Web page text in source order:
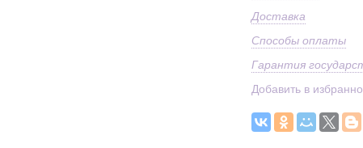
Доставка
Способы оплаты
Гарантия
Добавить в